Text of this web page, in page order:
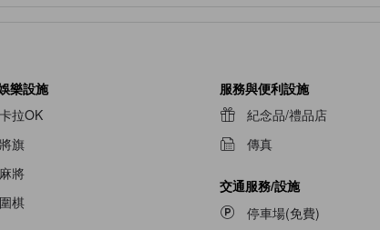
樂設施
卡拉OK
將旗
麻將
圍棋
服務與便利設施
紀念品/禮品店
傳真
交通服務/設施
停車場(免費)